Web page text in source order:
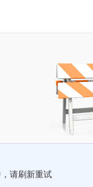
请刷新重试